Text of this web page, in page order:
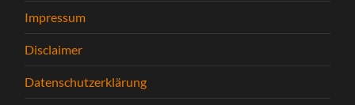
Impressum
Disclaimer
Datenschutzerklärung